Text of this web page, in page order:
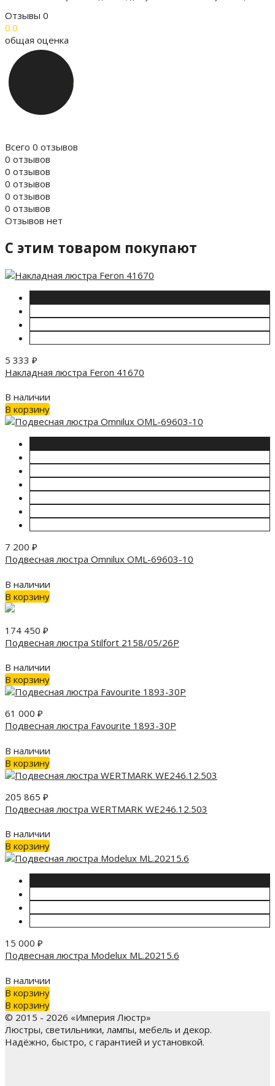
Отзывы 0
0.0
общая оценка
Всего 0 отзывов
0 отзывов
0 отзывов
0 отзывов
0 отзывов
0 отзывов
Отзывов нет
C этим товаром покупают
5 333 ₽
Накладная люстра Feron 41670
В наличии
В корзину
7 200 ₽
Подвесная люстра Omnilux OML-69603-10
В наличии
В корзину
174 450 ₽
Подвесная люстра Stilfort 2158/05/26P
В наличии
В корзину
61 000 ₽
Подвесная люстра Favourite 1893-30P
В наличии
В корзину
205 865 ₽
Подвесная люстра WERTMARK WE246.12.503
В наличии
В корзину
15 000 ₽
Подвесная люстра Modelux ML.20215.6
В наличии
В корзину
В корзину
© 2015 - 2026 «Империя Люстр»
Люстры, светильники, лампы, мебель и декор.
Надёжно, быстро, с гарантией и установкой.